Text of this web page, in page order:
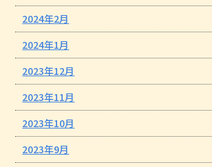
2024年2月
2024年1月
2023年12月
2023年11月
2023年10月
2023年9月